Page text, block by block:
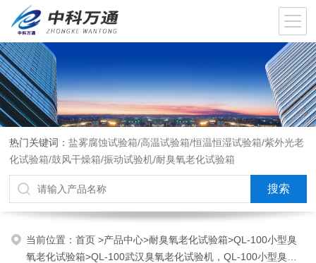
热门关键词：盐雾腐蚀试验箱/高温试验箱/恒温恒湿试验箱/紫外光老
化试验箱/鼓风干燥箱/振动试验机/耐臭氧老化试验箱
当前位置：首页>产品中心>耐臭氧老化试验箱>QL-100小型臭
氧老化试验箱>QL-100武汉臭氧老化试验机，QL-100小型臭氧